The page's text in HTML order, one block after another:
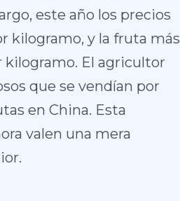
este año los precios
kilogramo, y la fruta más
kilogramo. El agricultor
que se vendían por
en China. Esta
valen una mera